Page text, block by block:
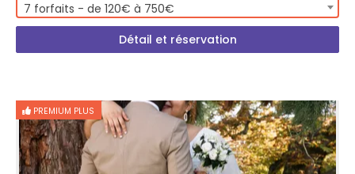
7 forfaits - de 120€ à 750€
Détail et réservation
PREMIUM PLUS